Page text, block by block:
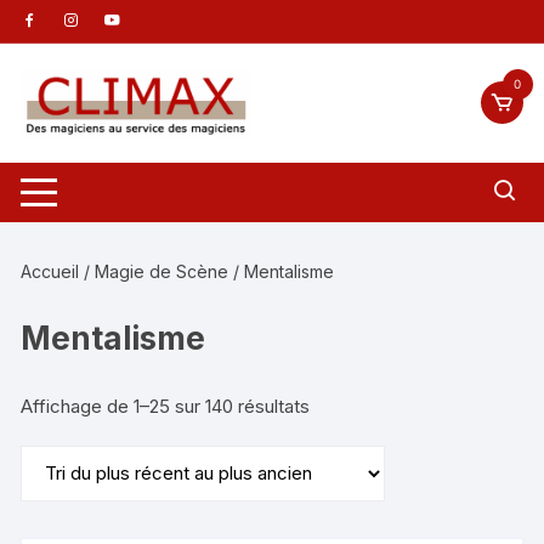
Aller
au
contenu
0
Accueil /Magie de Scène / Mentalisme
Mentalisme
Affichage de 1–25 sur 140 résultats